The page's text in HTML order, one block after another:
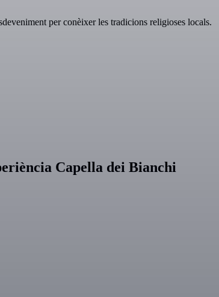
per conèixer les tradicions religioses locals.
Capella dei Bianchi